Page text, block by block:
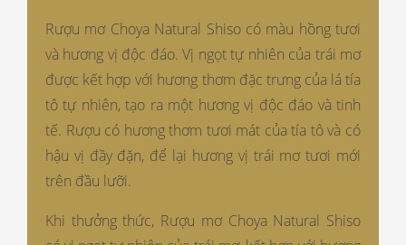
Rượu mơ Choya Natural Shiso có màu hồng tươi
và hương vị độc đáo. Vị ngọt tự nhiên của trái mơ
được kết hợp với hương thơm đặc trưng của lá tía
tô tự nhiên, tạo ra một hương vị độc đáo và tinh
tế. Rượu có hương thơm tươi mát của tía tô và có
hậu vị đầy đặn, để lại hương vị trái mơ tươi mới
trên đầu lưỡi.
Khi thưởng thức, Rượu mơ Choya Natural Shiso